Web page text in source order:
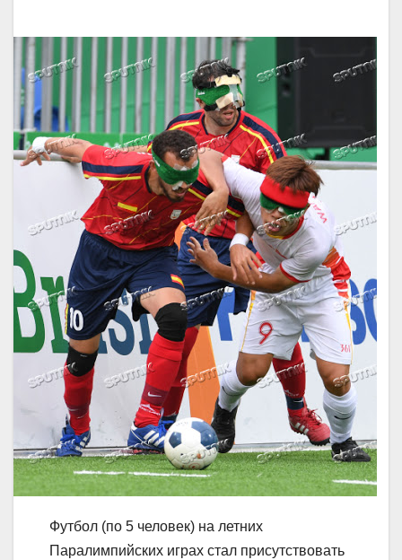
Футбол (по 5 человек) на летних
Паралимпийских играх стал присутствовать